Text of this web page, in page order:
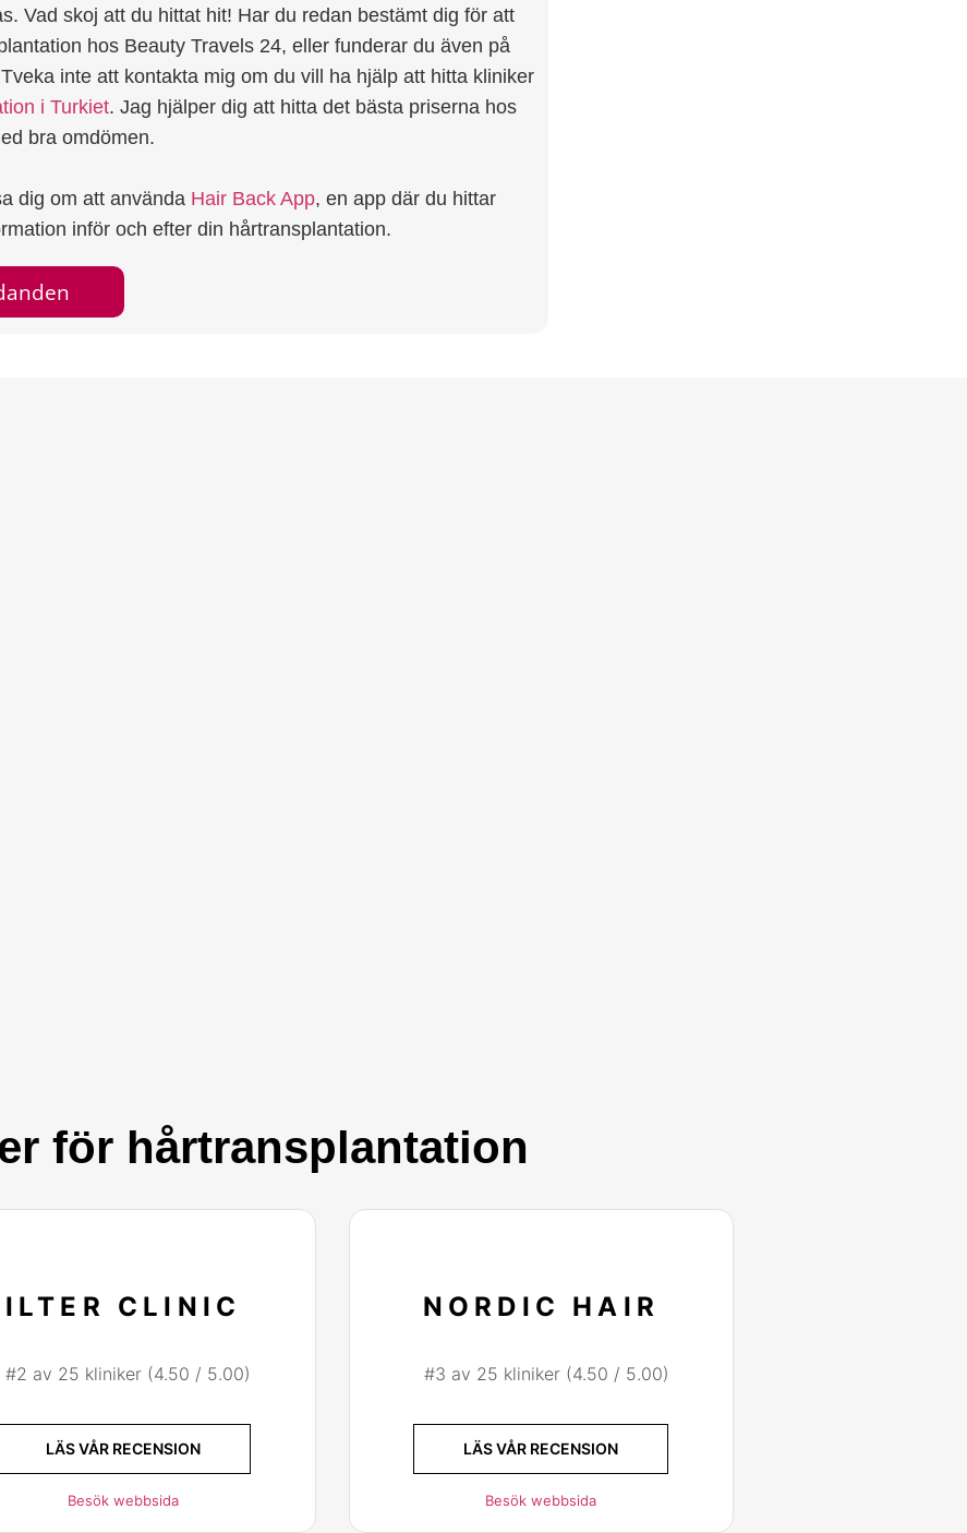
Vad skoj att du hittat hit! Har du redan bestämt dig för att
hos Beauty Travels 24, eller funderar du även på
inte att kontakta mig om du vill ha hjälp att hitta kliniker
i Turkiet. Jag hjälper dig att hitta det bästa priserna hos
bra omdömen.
dig om att använda Hair Back App, en app där du hittar
inför och efter din hårtransplantation.
för hårtransplantation
ILTER CLINIC
#2 av 25 kliniker (4.50 / 5.00)
LÄS VÅR RECENSION
Besök webbsida
NORDIC HAIR
#3 av 25 kliniker (4.50 / 5.00)
LÄS VÅR RECENSION
Besök webbsida